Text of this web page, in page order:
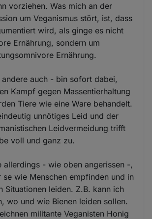
vorziehen. Was mich an der
um Veganismus stört, ist, dass
wird, als ginge es nicht
Ernährung, sondern um
Ernährung.
auch - bin sofort dabei,
Kampf gegen Massentierhaltung
Tiere wie eine Ware behandelt.
unnötiges Leid und der
Leidvermeidung trifft
voll und ganz zu.
allerdings - wie oben angerissen -,
se wie Menschen empfinden und in
Situationen leiden. Z.B. kann ich
wo und wie Bienen leiden sollen.
militante Veganisten Honig